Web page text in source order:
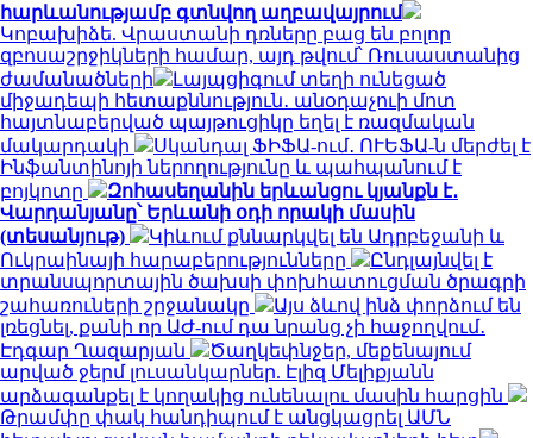
հարևանությամբ գտնվող աղբավայրում
Կոբախիձե. Վրաստանի դռները բաց են բոլոր
զբոսաշրջիկների համար, այդ թվում՝ Ռուսաստանից
ժամանածների
Լայպցիգում տեղի ունեցած
միջադեպի հետաքննություն․ անօդաչուի մոտ
հայտնաբերված պայթուցիկը եղել է ռազմական
մակարդակի
Սկանդալ ՖԻՖԱ-ում․ ՈՒԵՖԱ-ն մերժել է
Ինֆանտինոյի ներողությունը և պահպանում է
բոյկոտը
Զոհասեղանին երևանցու կյանքն է․
Վարդանյանը՝ Երևանի օդի որակի մասին
(տեսանյութ)
Կիևում քննարկվել են Ադրբեջանի և
Ուկրաինայի հարաբերությունները
Ընդլայնվել է
տրանսպորտային ծախսի փոխհատուցման ծրագրի
շահառուների շրջանակը
Այս ձևով ինձ փորձում են
լռեցնել, քանի որ ԱԺ-ում դա նրանց չի հաջողվում․
Էդգար Ղազարյան
Ծաղկեփնջեր, մեքենայում
արված ջերմ լուսանկարներ. Էլիզ Մելիքյանն
արձագանքել է կողակից ունենալու մասին հարցին
Թրամփը փակ հանդիպում է անցկացրել ԱՄՆ